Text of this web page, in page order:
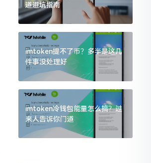
道避坑指南
imtoken提不了币？多半是这几
件事没处理好
imtoken冷钱包能量怎么搞？过
来人告诉你门道